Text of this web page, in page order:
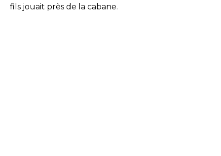
fils jouait près de la cabane.